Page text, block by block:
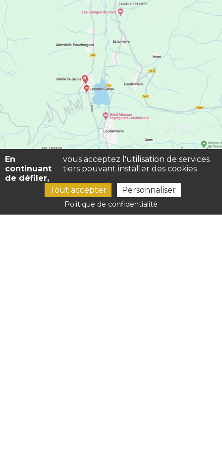
En
continuant
de défiler,
vous acceptez l'utilisation de services
tiers pouvant installer des cookies
Tout accepter Personnaliser
Politique de confidentialité